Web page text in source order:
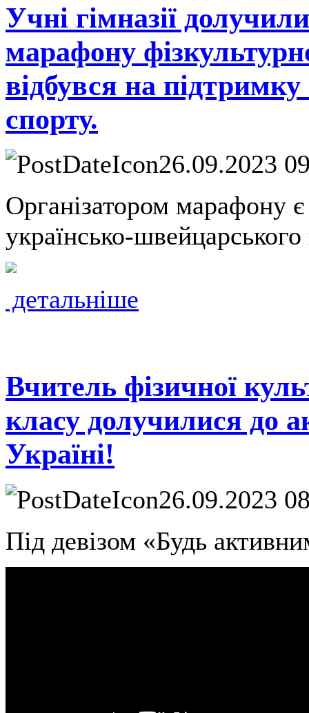
Учні гімназії
марафону
відбувся на
спорту.
26.09.2023
Організатором марафону
українсько-
детальніше
Вчитель фізичної
класу долучилися до
Україні!
26.09.2023
Під девізом «Будь